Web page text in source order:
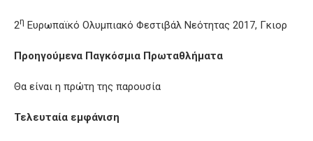
2η Ευρωπαϊκό Ολυμπιακό Φεστιβάλ Νεότητας 2017, Γκιορ
Προηγούμενα Παγκόσμια Πρωταθλήματα
Θα είναι η πρώτη της παρουσία
Τελευταία εμφάνιση